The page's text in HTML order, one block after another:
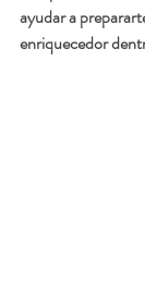
ayudar a
enriquecedor